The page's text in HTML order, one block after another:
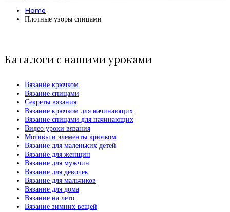
Home
Плотные узоры спицами
Каталоги с нашими уроками
Вязание крючком
Вязание спицами
Секреты вязания
Вязание крючком для начинающих
Вязание спицами для начинающих
Видео уроки вязания
Мотивы и элементы крючком
Вязание для маленьких детей
Вязание для женщин
Вязание для мужчин
Вязание для девочек
Вязание для мальчиков
Вязание для дома
Вязание на лето
Вязание зимних вещей